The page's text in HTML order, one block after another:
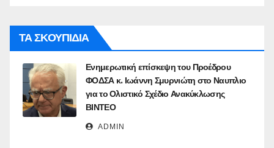
ΤΑ ΣΚΟΥΠΙΔΙΑ
Ενημερωτική επίσκεψη του Προέδρου
ΦΟΔΣΑ κ. Ιωάννη Σμυρνιώτη στο Ναυπλιο
για το Ολιστικό Σχέδιο Ανακύκλωσης
ΒΙΝΤΕΟ
ADMIN